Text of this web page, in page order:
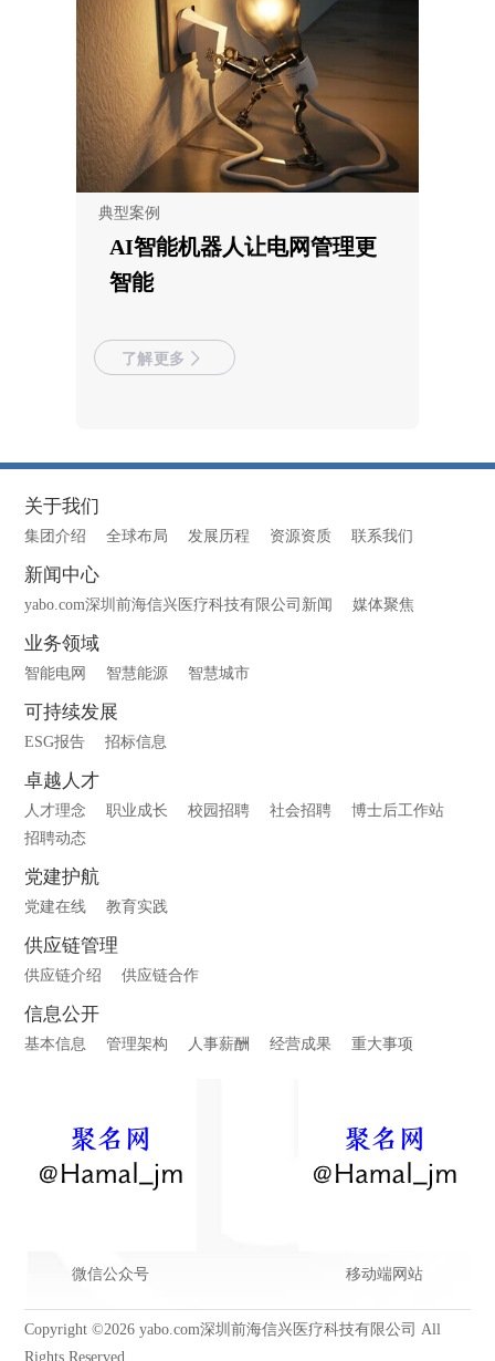
典型案例
AI智能机器人让电网管理更
智能
了解更多
关于我们
集团介绍 全球布局 发展历程 资源资质 联系我们
新闻中心
yabo.com深圳前海信兴医疗科技有限公司新闻 媒体聚焦
业务领域
智能电网 智慧能源 智慧城市
可持续发展
ESG报告 招标信息
卓越人才
人才理念 职业成长 校园招聘 社会招聘
博士后工作站
招聘动态
党建护航
党建在线 教育实践
供应链管理
供应链介绍 供应链合作
信息公开
基本信息 管理架构 人事薪酬 经营成果 重大事项
微信公众号 移动端网站
Copyright ©2026 yabo.com深圳前海信兴医疗科技有限公司 All
Rights Reserved